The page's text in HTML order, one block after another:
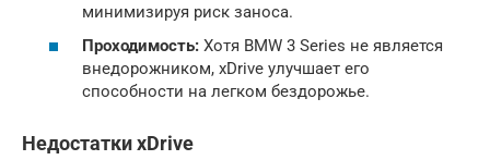
минимизируя риск заноса.
Проходимость: Хотя BMW 3 Series не является
внедорожником, xDrive улучшает его
способности на легком бездорожье.
Недостатки xDrive